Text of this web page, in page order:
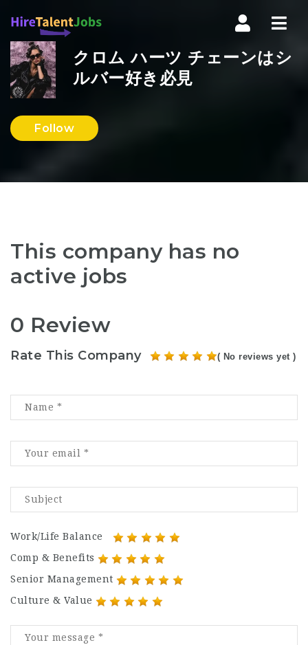
クロム ハーツ チェーンはシ
ルバー好き必見
Follow
This company has no
active jobs
0 Review
Rate This Company ( No reviews yet )
Work/Life Balance
Comp & Benefits
Senior Management
Culture & Value